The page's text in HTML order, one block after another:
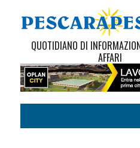
QUOTIDIANO DI
AFFARI